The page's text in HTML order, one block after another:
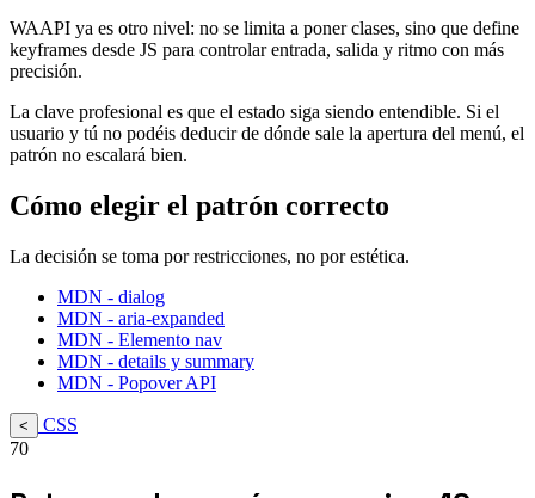
WAAPI ya es otro nivel: no se limita a poner clases, sino que define
keyframes desde JS para controlar entrada, salida y ritmo con más
precisión.
La clave profesional es que el estado siga siendo entendible. Si el
usuario y tú no podéis deducir de dónde sale la apertura del menú, el
patrón no escalará bien.
Cómo elegir el patrón correcto
La decisión se toma por restricciones, no por estética.
MDN - dialog
MDN - aria-expanded
MDN - Elemento nav
MDN - details y summary
MDN - Popover API
<
CSS
70